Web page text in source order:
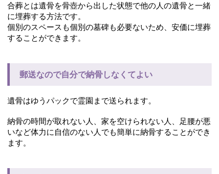
合葬とは遺骨を骨壺から出した状態で他の人の遺骨と一緒
に埋葬する方法です。
個別のスペースも個別の墓碑も必要ないため、安価に埋葬
することができます。
郵送なので自分で納骨しなくてよい
遺骨はゆうパックで霊園まで送られます。
納骨の時間が取れない人、家を空けられない人、足腰が悪
いなど体力に自信のない人でも簡単に納骨することができ
ます。